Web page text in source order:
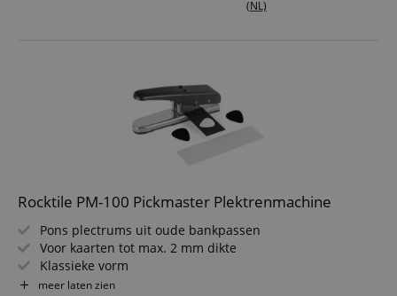
(NL)
Rocktile PM-100 Pickmaster Plektrenmachine
Pons plectrums uit oude bankpassen
Voor kaarten tot max. 2 mm dikte
Klassieke vorm
Plectrummaat: 30 mm x 35 mm
meer laten zien